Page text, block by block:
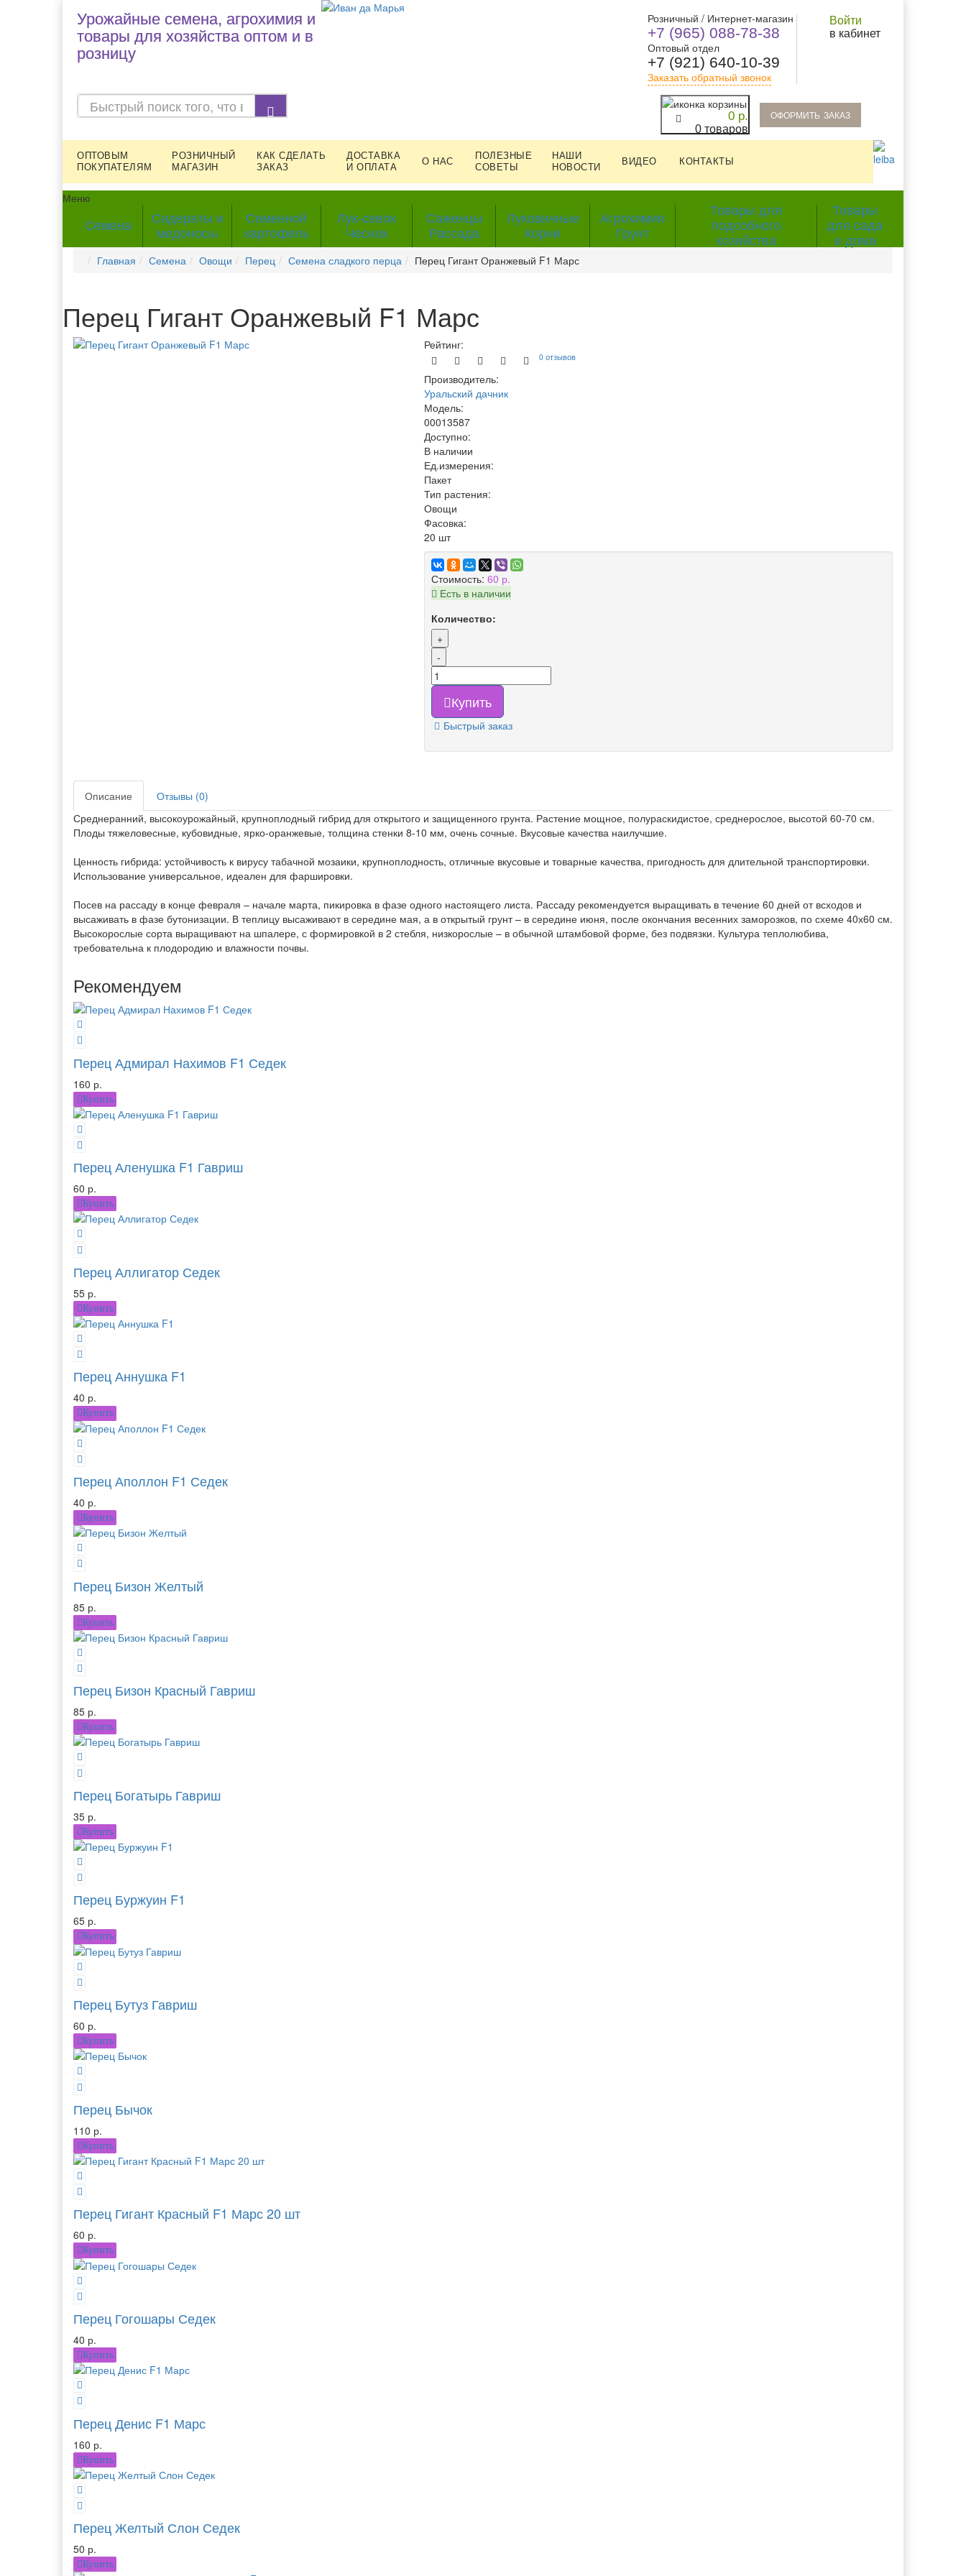
Урожайные семена, агрохимия и
товары для хозяйства оптом и в
розницу
Розничный / Интернет-магазин
+7 (965) 088-78-38
Оптовый отдел
+7 (921) 640-10-39
Заказать обратный звонок
Войти
в кабинет
0 р.
0 товаров
oформить заказ
ОПТОВЫМ
ПОКУПАТЕЛЯМ
РОЗНИЧНЫЙ
МАГАЗИН
КАК СДЕЛАТЬ
ЗАКАЗ
ДОСТАВКА
И ОПЛАТА
О НАС
ПОЛЕЗНЫЕ
СОВЕТЫ
НАШИ
НОВОСТИ
ВИДЕО КОНТАКТЫ
Меню
Семена
Сидераты и
медоносы
Семенной
картофель
Лук-севок
Чеснок
Саженцы
Рассада
Луковичные
Корни
Агрохимия
Грунт
Товары для
подсобного
хозяйства
Товары
для сада
и дома
Главная
Семена Овощи Перец Семена сладкого перца Перец Гигант Оранжевый F1 Марс
Перец Гигант Оранжевый F1 Марс
Рейтинг:
0 отзывов
Производитель:
Уральский дачник
Модель:
00013587
Доступно:
В наличии
Ед.измерения:
Пакет
Тип растения:
Овощи
Фасовка:
20 шт
Стоимость: 60 р.
Есть в наличии
Количество:
+
-
Купить
Быстрый заказ
Описание
Отзывы (0)
Среднеранний, высокоурожайный, крупноплодный гибрид для открытого и защищенного грунта. Растение мощное, полураскидистое, среднерослое, высотой 60-70 см.
Плоды тяжеловесные, кубовидные, ярко-оранжевые, толщина стенки 8-10 мм, очень сочные. Вкусовые качества наилучшие.
Ценность гибрида: устойчивость к вирусу табачной мозаики, крупноплодность, отличные вкусовые и товарные качества, пригодность для длительной транспортировки.
Использование универсальное, идеален для фаршировки.
Посев на рассаду в конце февраля – начале марта, пикировка в фазе одного настоящего листа. Рассаду рекомендуется выращивать в течение 60 дней от всходов и
высаживать в фазе бутонизации. В теплицу высаживают в середине мая, а в открытый грунт – в середине июня, после окончания весенних заморозков, по схеме 40х60 см.
Высокорослые сорта выращивают на шпалере, с формировкой в 2 стебля, низкорослые – в обычной штамбовой форме, без подвязки. Культура теплолюбива,
требовательна к плодородию и влажности почвы.
Рекомендуем
Перец Адмирал Нахимов F1 Седек
160 р.
Купить
Перец Аленушка F1 Гавриш
60 р.
Купить
Перец Аллигатор Седек
55 р.
Купить
Перец Аннушка F1
40 р.
Купить
Перец Аполлон F1 Седек
40 р.
Купить
Перец Бизон Желтый
85 р.
Купить
Перец Бизон Красный Гавриш
85 р.
Купить
Перец Богатырь Гавриш
35 р.
Купить
Перец Буржуин F1
65 р.
Купить
Перец Бутуз Гавриш
60 р.
Купить
Перец Бычок
110 р.
Купить
Перец Гигант Красный F1 Марс 20 шт
60 р.
Купить
Перец Гогошары Седек
40 р.
Купить
Перец Денис F1 Марс
160 р.
Купить
Перец Желтый Слон Седек
50 р.
Купить